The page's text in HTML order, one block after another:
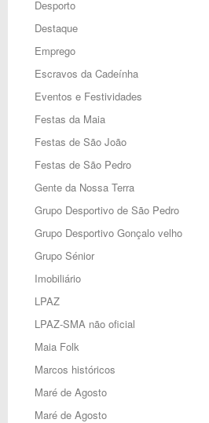
Desporto
Destaque
Emprego
Escravos da Cadeínha
Eventos e Festividades
Festas da Maia
Festas de São João
Festas de São Pedro
Gente da Nossa Terra
Grupo Desportivo de São Pedro
Grupo Desportivo Gonçalo velho
Grupo Sénior
Imobiliário
LPAZ
LPAZ-SMA não oficial
Maia Folk
Marcos históricos
Maré de Agosto
Maré de Agosto